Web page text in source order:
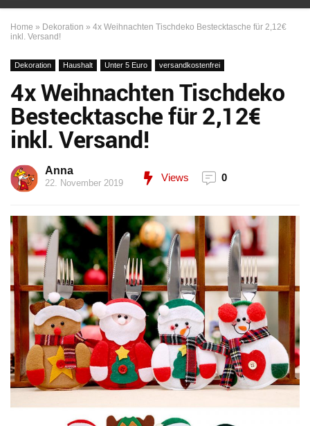
Home » Dekoration » 4x Weihnachten Tischdeko Bestecktasche für 2,12€
inkl. Versand!
Dekoration Haushalt Unter 5 Euro versandkostenfrei
4x Weihnachten Tischdeko
Bestecktasche für 2,12€
inkl. Versand!
Anna
22. November 2019 Views 0